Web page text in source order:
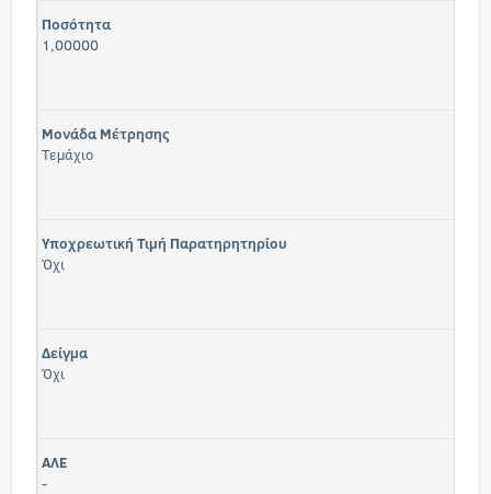
Ποσότητα
1,00000
Μονάδα Μέτρησης
Τεμάχιο
Υποχρεωτική Τιμή Παρατηρητηρίου
Όχι
Δείγμα
Όχι
ΑΛΕ
-